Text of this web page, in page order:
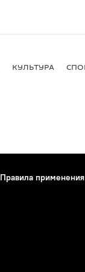
КУЛЬТУРА
Правила